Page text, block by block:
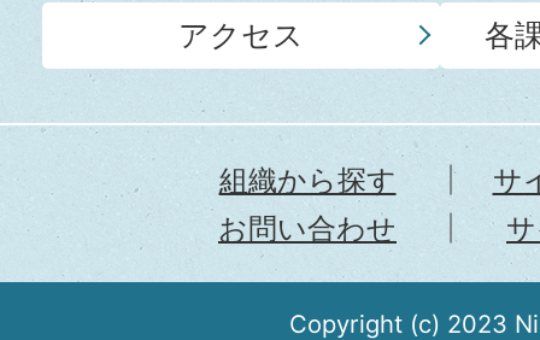
アクセス 各
組織から探す
サ
お問い合わせ
Copyright (c) 2023